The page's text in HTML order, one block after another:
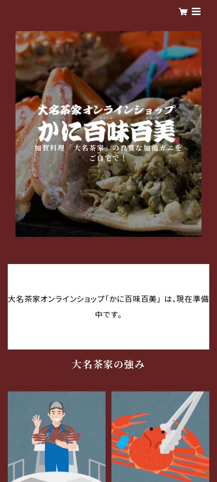
加賀料理「大名茶家」の良質な加能ガニを
ご自宅で！
大名茶家オンラインショップ「かに百味百美」 は、現在準備
中です。
大名茶家の強み